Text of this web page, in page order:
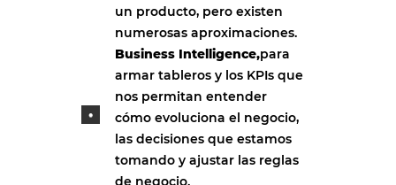
un producto, pero existen
numerosas aproximaciones.
Business Intelligence,para
armar tableros y los KPIs que
nos permitan entender
cómo evoluciona el negocio,
las decisiones que estamos
tomando y ajustar las reglas
de negocio.